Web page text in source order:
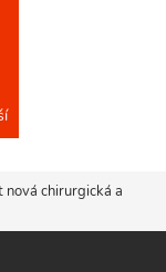
nová chirurgická a